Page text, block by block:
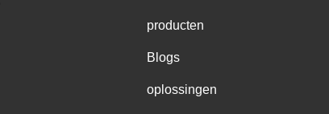
producten
Blogs
oplossingen